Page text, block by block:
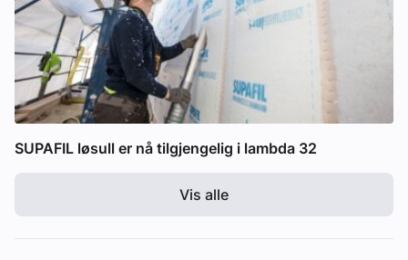
SUPAFIL løsull er nå tilgjengelig i lambda 32
Vis alle